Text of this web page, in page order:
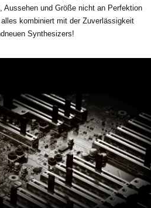
Aussehen und Größe nicht an Perfektion
kombiniert mit der Zuverlässigkeit
Synthesizers!